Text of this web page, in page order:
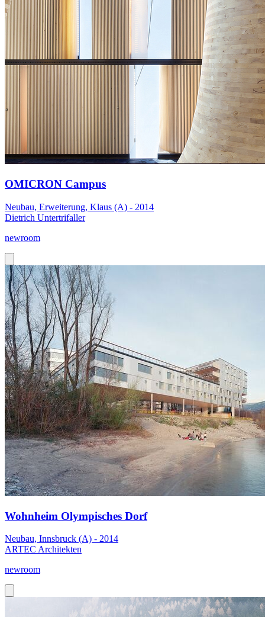
OMICRON Campus
Neubau, Erweiterung, Klaus (A) - 2014
Dietrich Untertrifaller
newroom
Wohnheim Olympisches Dorf
Neubau, Innsbruck (A) - 2014
ARTEC Architekten
newroom